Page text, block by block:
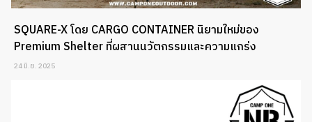
SQUARE-X โดย CARGO CONTAINER นิยามใหม่ของ
Premium Shelter ที่ผสานนวัตกรรมและความแกร่ง
24 มิ.ย. 2025